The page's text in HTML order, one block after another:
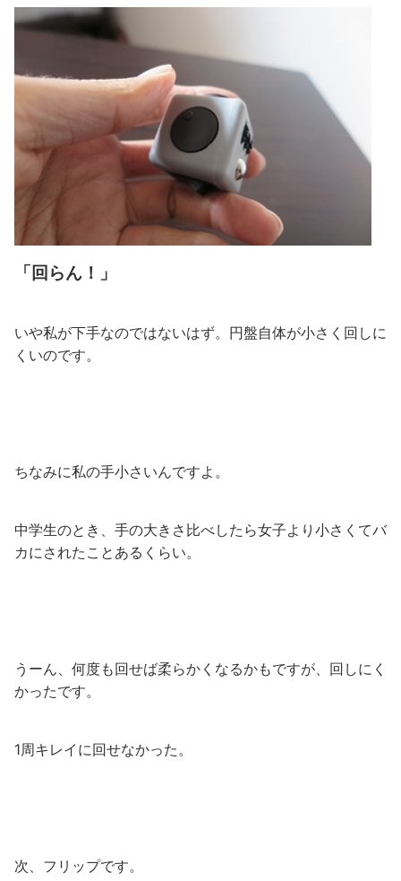
「回らん！」
いや私が下手なのではないはず。円盤自体が小さく回しに
くいのです。
ちなみに私の手小さいんですよ。
中学生のとき、手の大きさ比べしたら女子より小さくてバ
カにされたことあるくらい。
うーん、何度も回せば柔らかくなるかもですが、回しにく
かったです。
1周キレイに回せなかった。
次、フリップです。